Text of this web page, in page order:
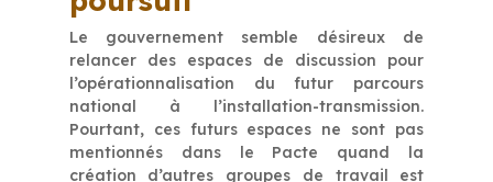
Le gouvernement semble désireux de
relancer des espaces de discussion pour
l’opérationnalisation du futur parcours
national à l’installation-transmission.
Pourtant, ces futurs espaces ne sont pas
mentionnés dans le Pacte quand la
création d’autres groupes de travail est